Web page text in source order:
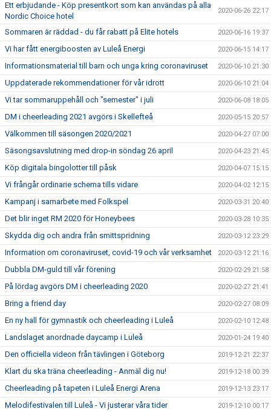
Ett erbjudande - Köp presentkort som kan användas på alla
Nordic Choice hotel
2020-06-26 22:17
Sommaren är räddad - du får rabatt på Elite hotels 2020-06-16 19:37
Vi har fått energiboosten av Luleå Energi 2020-06-15 14:17
Informationsmaterial till barn och unga kring coronaviruset 2020-06-10 21:30
Uppdaterade rekommendationer för vår idrott 2020-06-10 21:04
Vi tar sommaruppehåll och "semester" i juli 2020-06-08 18:05
DM i cheerleading 2021 avgörs i Skellefteå 2020-05-15 20:57
Välkommen till säsongen 2020/2021 2020-04-27 07:00
Säsongsavslutning med drop-in söndag 26 april 2020-04-23 21:45
Köp digitala bingolotter till påsk 2020-04-07 15:15
Vi frångår ordinarie schema tills vidare 2020-04-02 12:15
Kampanj i samarbete med Folkspel 2020-03-31 20:40
Det blir inget RM 2020 för Honeybees 2020-03-28 10:35
Skydda dig och andra från smittspridning 2020-03-12 23:29
Information om coronaviruset, covid-19 och vår verksamhet 2020-03-12 21:16
Dubbla DM-guld till vår förening 2020-02-29 21:58
På lördag avgörs DM i cheerleading 2020 2020-02-27 21:41
Bring a friend day 2020-02-27 08:09
En ny hall för gymnastik och cheerleading i Luleå 2020-02-10 12:48
Landslaget anordnade daycamp i Luleå 2020-01-24 19:40
Den officiella videon från tävlingen i Göteborg 2019-12-21 22:37
Klart du ska träna cheerleading - Anmäl dig nu! 2019-12-18 00:39
Cheerleading på tapeten i Luleå Energi Arena 2019-12-13 23:17
Melodifestivalen till Luleå - Vi justerar våra tider 2019-12-10 00:17